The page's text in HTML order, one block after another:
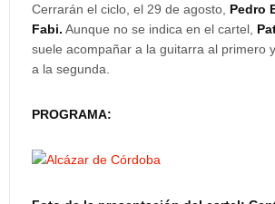
Cerrarán el ciclo, el 29 de agosto, Pedro
Fabi. Aunque no se indica en el cartel,
suele acompañar a la guitarra al primero y
a la segunda.
PROGRAMA: